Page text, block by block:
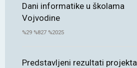
Dani informatike u školama
Vojvodine
%29 %827 %2025
Predstavljeni rezultati projekta